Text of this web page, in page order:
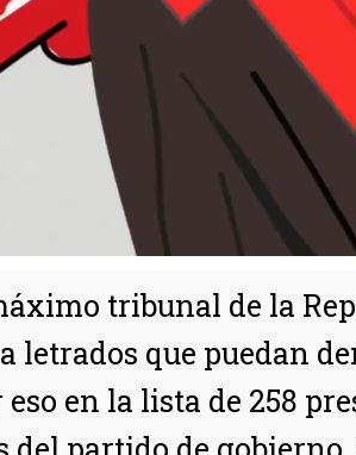
tribunal de la
letrados que puedan
en la lista de 258